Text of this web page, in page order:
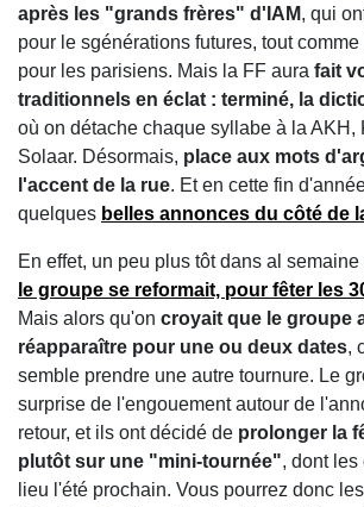
après les "grands frères" d'IAM, qui
pour le sgénérations futures, tout
pour les parisiens. Mais la FF aura fait
traditionnels en éclat : terminé, la
où on détache chaque syllabe à la AKH,
Solaar. Désormais, place aux mots
l'accent de la rue. Et en cette fin
quelques belles annonces du côté de
En effet, un peu plus tôt dans al
le groupe se reformait, pour fêter les
Mais alors qu'on croyait que le groupe
réapparaître pour une ou deux dates,
semble prendre une autre tournure. Le
surprise de l'engouement autour de
retour, et ils ont décidé de prolonger la
plutôt sur une "mini-tournée", dont les
lieu l'été prochain. Vous pourrez donc